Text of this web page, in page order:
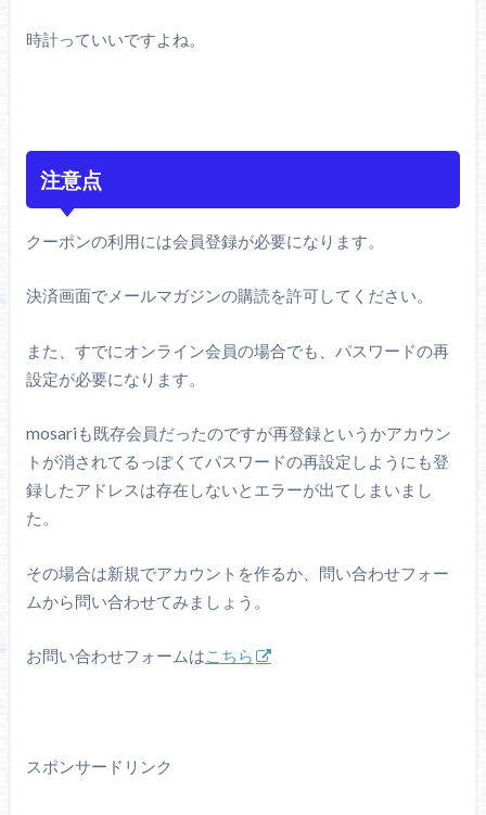
時計っていいですよね。
注意点
クーポンの利用には会員登録が必要になります。
決済画面でメールマガジンの購読を許可してください。
また、すでにオンライン会員の場合でも、パスワードの再
設定が必要になります。
mosariも既存会員だったのですが再登録というかアカウン
トが消されてるっぽくてパスワードの再設定しようにも登
録したアドレスは存在しないとエラーが出てしまいまし
た。
その場合は新規でアカウントを作るか、問い合わせフォー
ムから問い合わせてみましょう。
お問い合わせフォームはこちら
スポンサードリンク